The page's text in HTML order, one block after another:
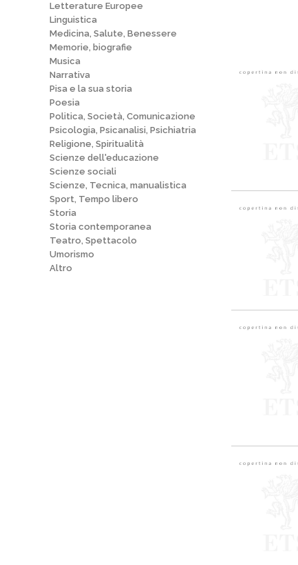
Letterature Europee
Linguistica
Medicina, Salute, Benessere
Memorie, biografie
Musica
Narrativa
Pisa e la sua storia
Poesia
Politica, Società, Comunicazione
Psicologia, Psicanalisi, Psichiatria
Religione, Spiritualità
Scienze dell'educazione
Scienze sociali
Scienze, Tecnica, manualistica
Sport, Tempo libero
Storia
Storia contemporanea
Teatro, Spettacolo
Umorismo
Altro